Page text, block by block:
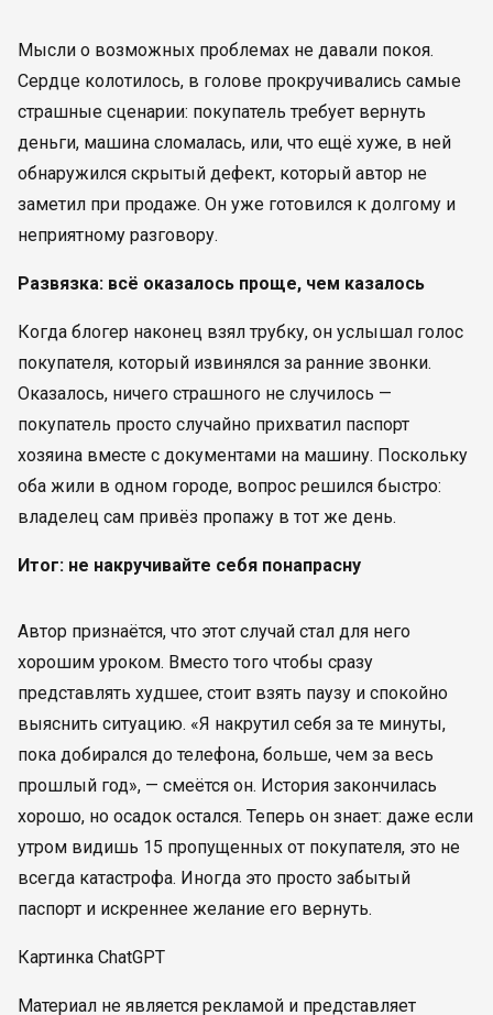
Мысли о возможных проблемах не давали покоя.
Сердце колотилось, в голове прокручивались самые
страшные сценарии: покупатель требует вернуть
деньги, машина сломалась, или, что ещё хуже, в ней
обнаружился скрытый дефект, который автор не
заметил при продаже. Он уже готовился к долгому и
неприятному разговору.
Развязка: всё оказалось проще, чем казалось
Когда блогер наконец взял трубку, он услышал голос
покупателя, который извинялся за ранние звонки.
Оказалось, ничего страшного не случилось —
покупатель просто случайно прихватил паспорт
хозяина вместе с документами на машину. Поскольку
оба жили в одном городе, вопрос решился быстро:
владелец сам привёз пропажу в тот же день.
Итог: не накручивайте себя понапрасну
Автор признаётся, что этот случай стал для него
хорошим уроком. Вместо того чтобы сразу
представлять худшее, стоит взять паузу и спокойно
выяснить ситуацию. «Я накрутил себя за те минуты,
пока добирался до телефона, больше, чем за весь
прошлый год», — смеётся он. История закончилась
хорошо, но осадок остался. Теперь он знает: даже если
утром видишь 15 пропущенных от покупателя, это не
всегда катастрофа. Иногда это просто забытый
паспорт и искреннее желание его вернуть.
Картинка ChatGPT
Материал не является рекламой и представляет